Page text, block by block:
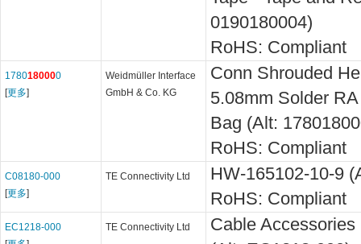
0190180004)
RoHS: Compliant
1780180000
[更多]
Weidmüller Interface
GmbH & Co. KG
Conn Shrouded
5.08mm Solder
Bag (Alt:
RoHS: Compliant
C08180-000
[更多]
TE Connectivity Ltd
HW-165102-10-9
RoHS: Compliant
EC1218-000
TE Connectivity Ltd
Cable